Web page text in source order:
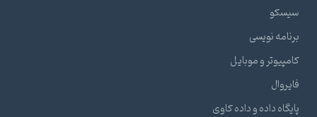
سیسکو
برنامه نویسی
کامپیوتر و موبایل
فایروال
پایگاه داده و داده کاوی